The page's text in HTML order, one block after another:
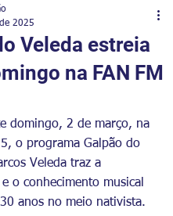
Veleda estreia
na FAN FM
2025
domingo, 2 de março, na
o programa Galpão do
Veleda traz a
o conhecimento musical
anos no meio nativista.